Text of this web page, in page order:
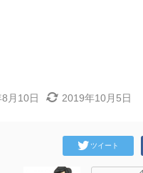
月10日 2019年10月5日
ツイート